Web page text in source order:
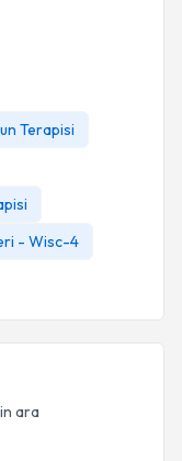
Terapisi
- Wisc-4
ara